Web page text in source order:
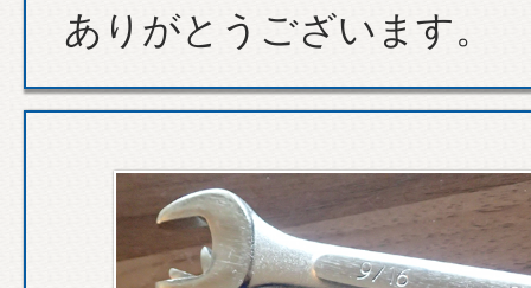
ありがとうございます。